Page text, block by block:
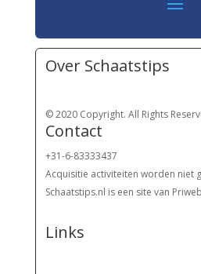
Over Schaatstips
© 2020 Copyright. All Rights
Contact
+31-6-83333437
Acquisitie activiteiten worden niet
Schaatstips.nl is een site van
Links